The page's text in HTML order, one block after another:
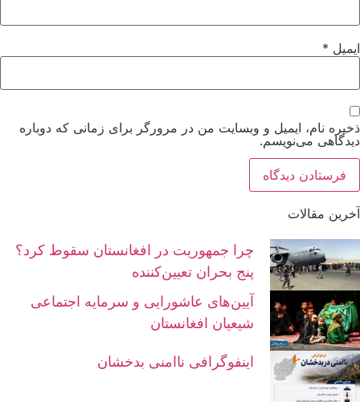
ایمیل *
ذخیره نام، ایمیل و وبسایت من در مرورگر برای زمانی که دوباره
دیدگاهی می‌نویسم.
آخرین مقالات
چرا جمهوریت در افغانستان سقوط کرد؟
پنج بحران تعیین‌کننده
آیین‌های عاشورایی و سرمایه اجتماعی
شیعیان افغانستان
اینفوگرافی ناامنی بدخشان